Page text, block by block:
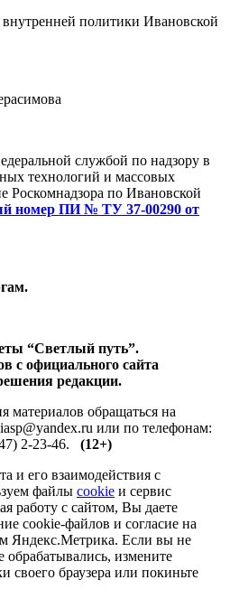
политики Ивановской
службой по надзору в
технологий и массовых
Роскомнадзора по Ивановской
номер ПИ № ТУ 37-00290 от
“Светлый путь”.
с официального сайта
редакции.
материалов обращаться на
или по телефонам:
2-23-46. (12+)
и его взаимодействия с
файлы cookie и сервис
работу с сайтом, Вы даете
cookie-файлов и согласие на
Яндекс.Метрика. Если вы не
измените
своего браузера или покиньте